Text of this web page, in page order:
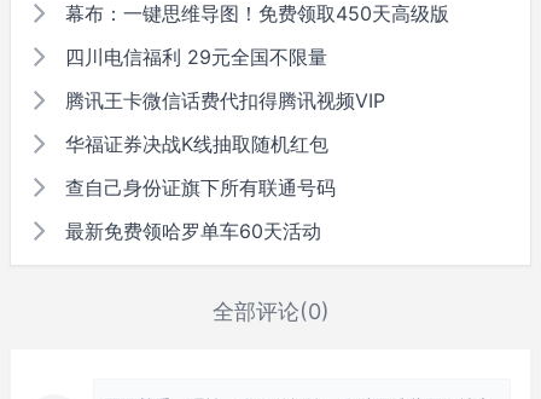
幕布：一键思维导图！免费领取450天高级版
四川电信福利 29元全国不限量
腾讯王卡微信话费代扣得腾讯视频VIP
华福证券决战K线抽取随机红包
查自己身份证旗下所有联通号码
最新免费领哈罗单车60天活动
全部评论(0)